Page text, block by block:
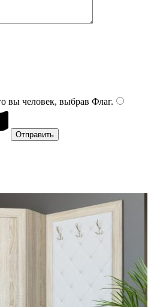
вы человек, выбрав Флаг.